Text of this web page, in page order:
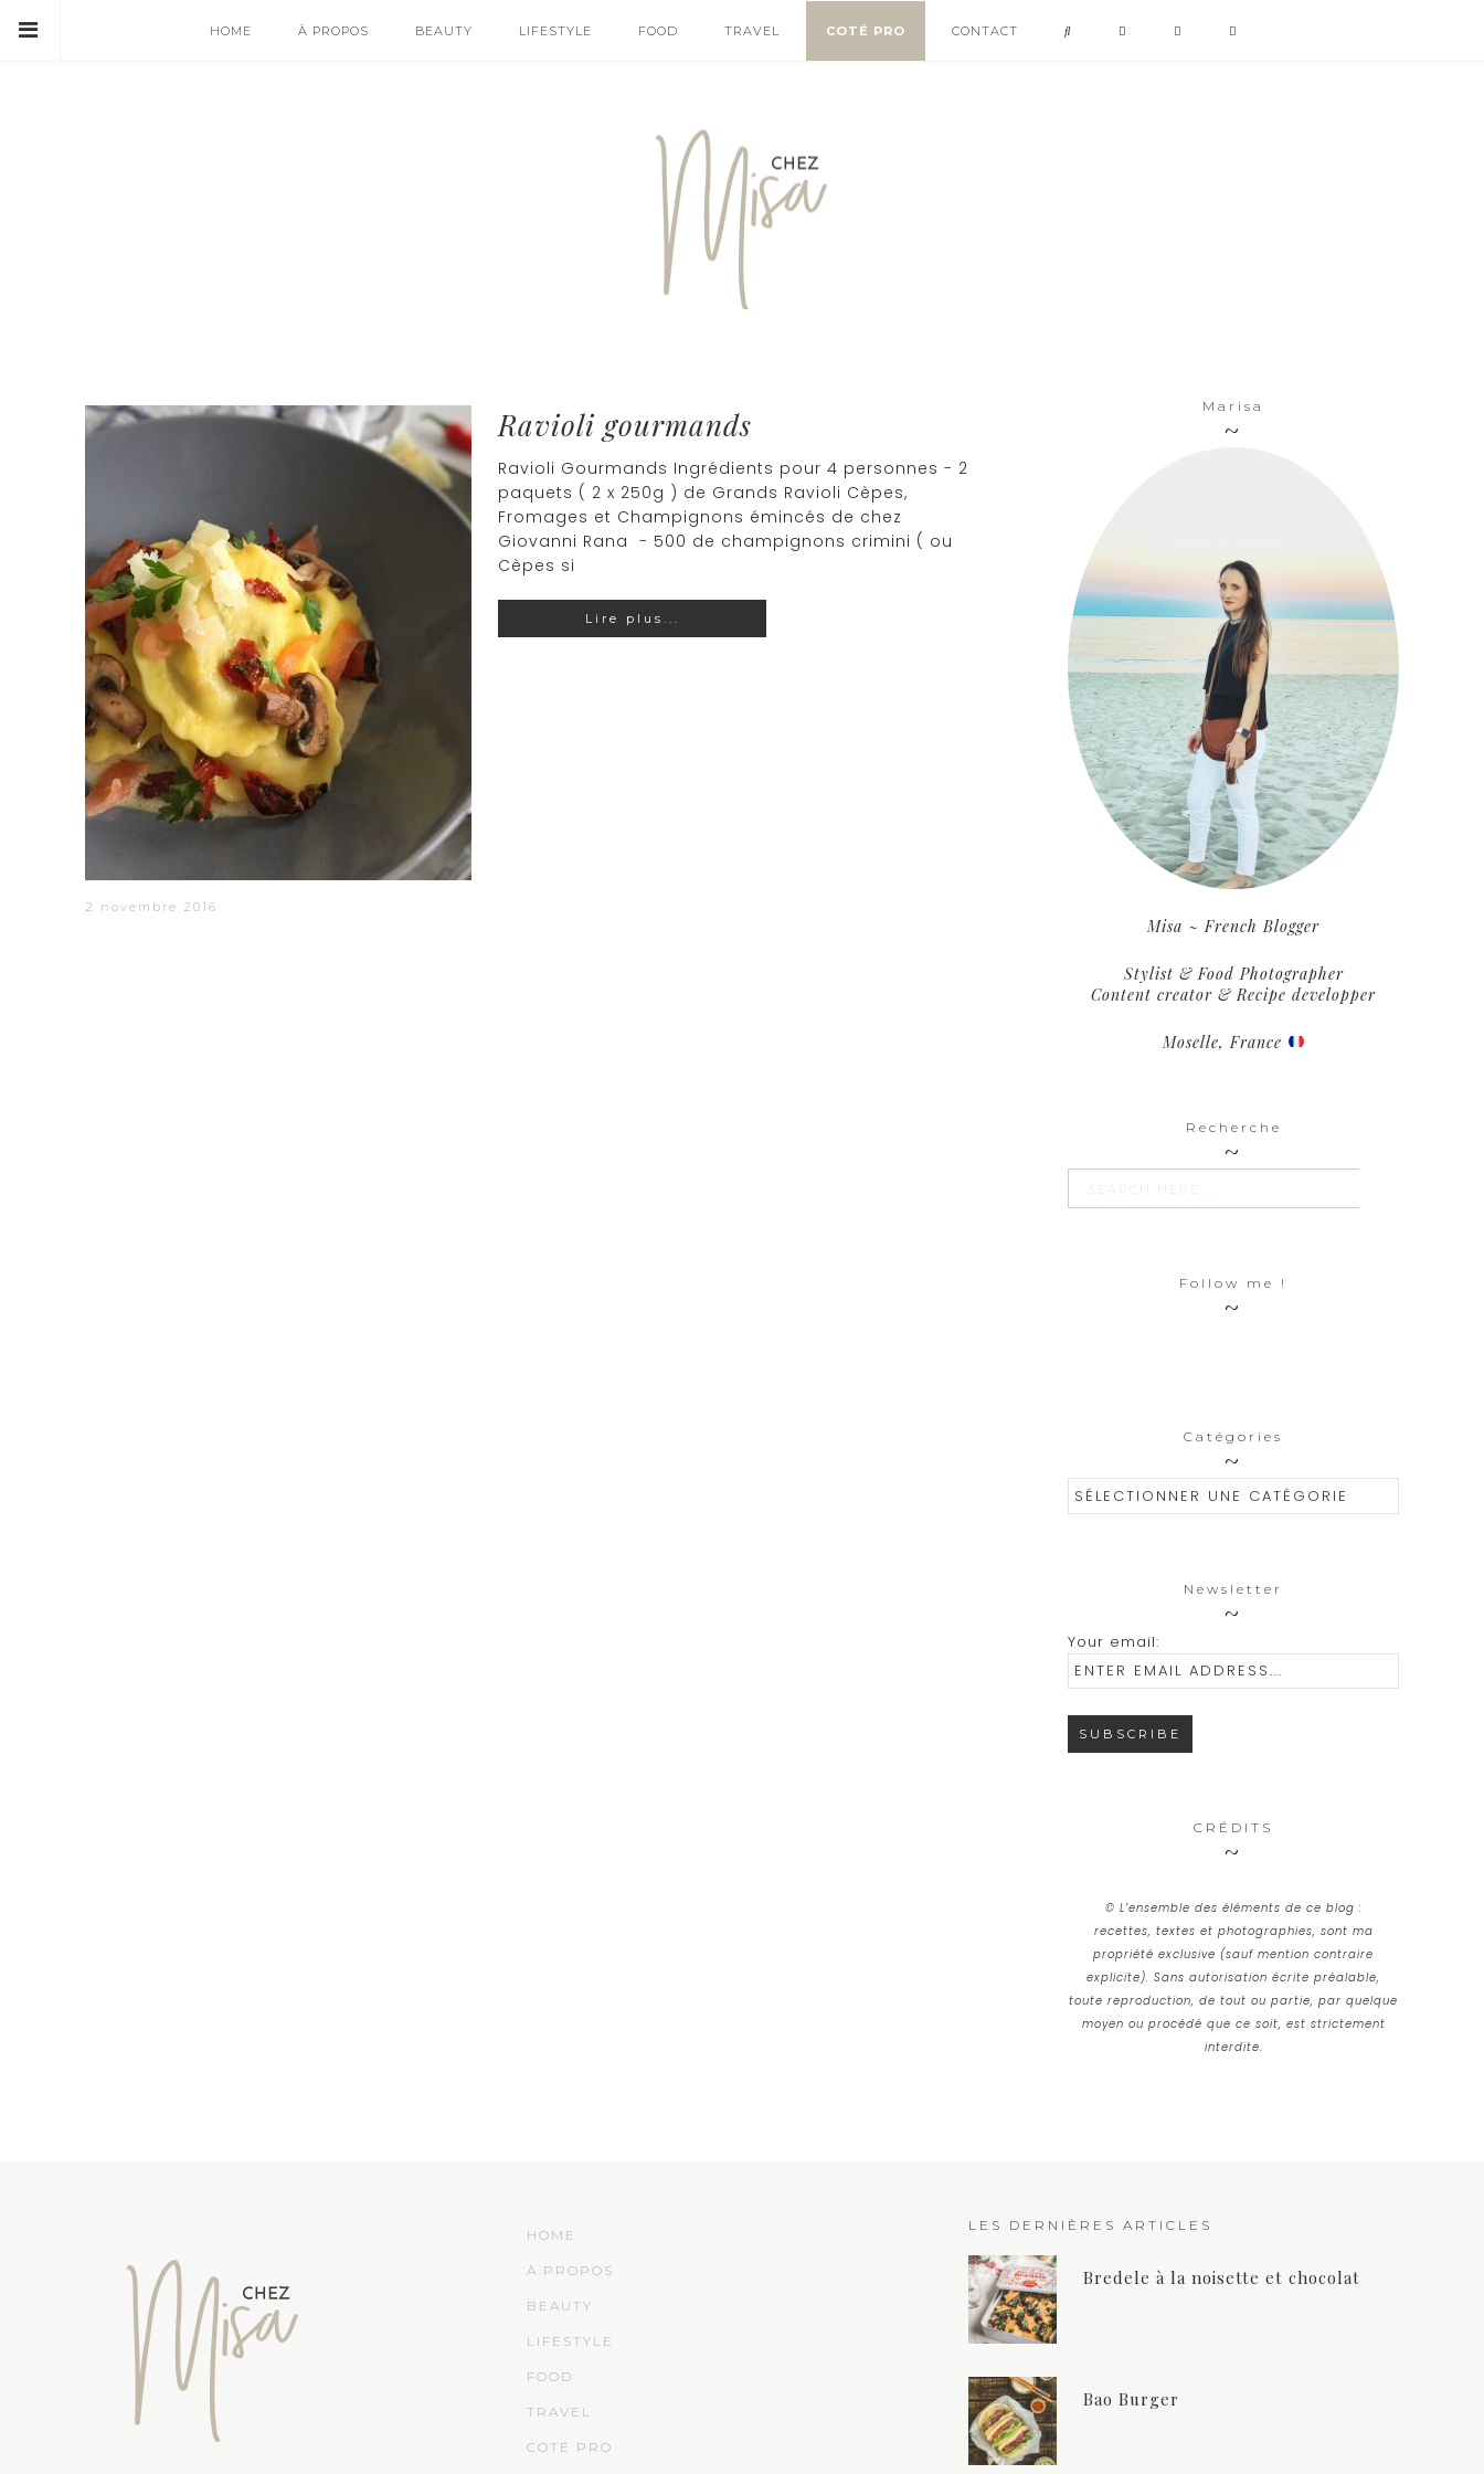
HOME À PROPOS BEAUTY LIFESTYLE FOOD TRAVEL COTÉ PRO CONTACT
Ravioli gourmands
Ravioli Gourmands Ingrédients pour 4 personnes - 2
paquets ( 2 x 250g ) de Grands Ravioli Cèpes,
Fromages et Champignons émincés de chez
Giovanni Rana - 500 de champignons crimini ( ou
Cèpes si
Lire plus...
2 novembre 2016
Marisa
Misa ~ French Blogger
Stylist & Food Photographer
Content creator & Recipe developper
Moselle, France
Recherche
Search SEARCH BUTTON
Follow me !
Catégories
Catégories
Newsletter
Your email:
CRÉDITS
© L’ensemble des éléments de ce blog :
recettes, textes et photographies, sont ma
propriété exclusive (sauf mention contraire
explicite). Sans autorisation écrite préalable,
toute reproduction, de tout ou partie, par quelque
moyen ou procédé que ce soit, est strictement
interdite.
HOME
À PROPOS
BEAUTY
LIFESTYLE
FOOD
TRAVEL
COTÉ PRO
LES DERNIÈRES ARTICLES
Bredele à la noisette et chocolat
Bao Burger